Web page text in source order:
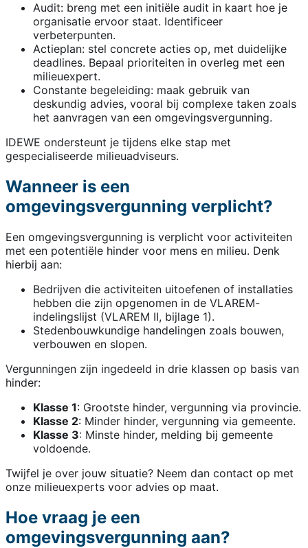
Audit: breng met een initiële audit in kaart hoe je
organisatie ervoor staat. Identificeer
verbeterpunten.
Actieplan: stel concrete acties op, met duidelijke
deadlines. Bepaal prioriteiten in overleg met een
milieuexpert.
Constante begeleiding: maak gebruik van
deskundig advies, vooral bij complexe taken zoals
het aanvragen van een omgevingsvergunning.
IDEWE ondersteunt je tijdens elke stap met
gespecialiseerde milieuadviseurs.
Wanneer is een
omgevingsvergunning verplicht?
Een omgevingsvergunning is verplicht voor activiteiten
met een potentiële hinder voor mens en milieu. Denk
hierbij aan:
Bedrijven die activiteiten uitoefenen of installaties
hebben die zijn opgenomen in de VLAREM-
indelingslijst (VLAREM II, bijlage 1).
Stedenbouwkundige handelingen zoals bouwen,
verbouwen en slopen.
Vergunningen zijn ingedeeld in drie klassen op basis van
hinder:
Klasse 1: Grootste hinder, vergunning via provincie.
Klasse 2: Minder hinder, vergunning via gemeente.
Klasse 3: Minste hinder, melding bij gemeente
voldoende.
Twijfel je over jouw situatie? Neem dan contact op met
onze milieuexperts voor advies op maat.
Hoe vraag je een
omgevingsvergunning aan?